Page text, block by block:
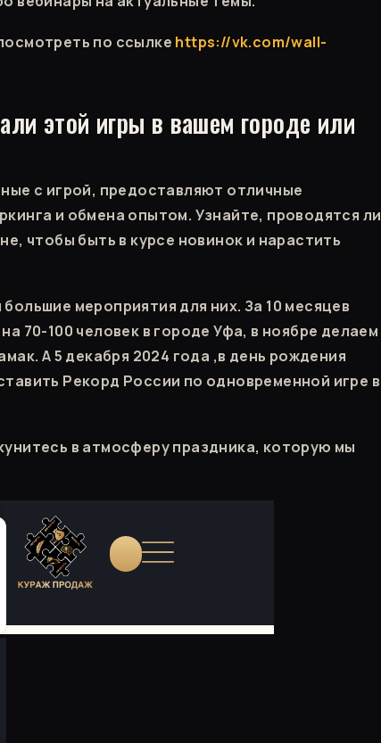
по ссылке https://vk.com/wall-
этой игры в вашем городе или
с игрой, предоставляют отличные
и обмена опытом. Узнайте, проводятся ли
чтобы быть в курсе новинок и нарастить
мероприятия для них. За 10 месяцев
70-100 человек в городе Уфа, в ноябре делаем
А 5 декабря 2024 года ,в день рождения
Рекорд России по одновременной игре в
в атмосферу праздника, которую мы